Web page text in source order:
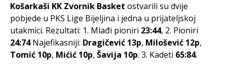
Košarkaši KK Zvornik Basket ostvarili su dvije
pobjede u PKS Lige Bijeljina i jedna u prijateljskoj
utakmici. Rezultati: 1. Mlađi pioniri 23:44, 2. Pioniri
24:74Najefikasniji: Dragičević 13p, Milošević 12p,
Tomić 10p, Mićić 10p, Šavija 10p. 3. Kadeti 65:84.